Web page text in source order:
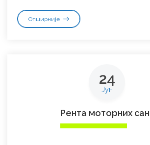
Опширније
24
Јун
Рента моторних